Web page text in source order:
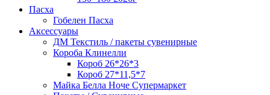
Пасха
Гобелен Пасха
Аксессуары
ДМ Текстиль / пакеты сувенирные
Короба Клинелли
Короб 26*26*3
Короб 27*11,5*7
Майка Белла Ноче Супермаркет